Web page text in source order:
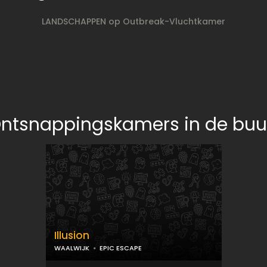
LANDSCHAPPEN op Outbreak-Vluchtkamer
in de
Illusion
WAALWIJK EPIC ESCAPE